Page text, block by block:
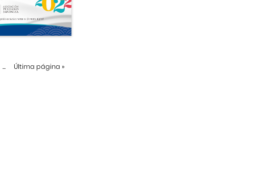
... Última página »